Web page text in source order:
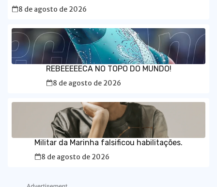
8 de agosto de 2026
REBEEEEECA NO TOPO DO MUNDO!
8 de agosto de 2026
Militar da Marinha falsificou habilitações.
8 de agosto de 2026